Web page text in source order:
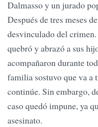
Dalmasso y un jurado
Después de tres meses
desvinculado del
quebró y abrazó a sus
acompañaron durante
familia sostuvo que va a
continúe. Sin embargo,
caso quedó impune, ya
asesinato.